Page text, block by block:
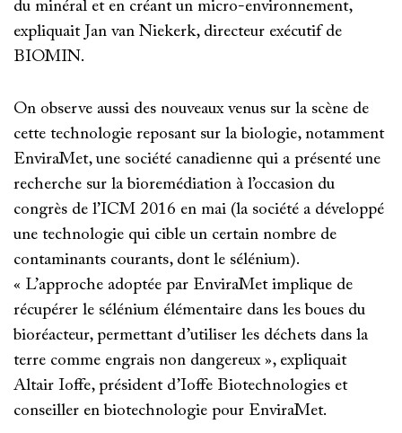
du minéral et en créant un micro-environnement,
expliquait Jan van Niekerk, directeur exécutif de
BIOMIN.
On observe aussi des nouveaux venus sur la scène de
cette technologie reposant sur la biologie, notamment
EnviraMet, une société canadienne qui a présenté une
recherche sur la bioremédiation à l’occasion du
congrès de l’ICM 2016 en mai (la société a développé
une technologie qui cible un certain nombre de
contaminants courants, dont le sélénium).
« L’approche adoptée par EnviraMet implique de
récupérer le sélénium élémentaire dans les boues du
bioréacteur, permettant d’utiliser les déchets dans la
terre comme engrais non dangereux », expliquait
Altair Ioffe, président d’Ioffe Biotechnologies et
conseiller en biotechnologie pour EnviraMet.